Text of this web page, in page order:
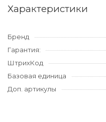
Характеристики
Бренд
Гарантия:
ШтрихКод
Базовая единица
Доп. артикулы